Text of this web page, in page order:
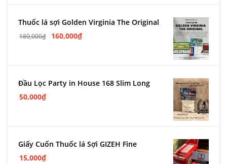
Thuốc lá sợi Golden Virginia The Original
180,000₫ 160,000₫
Đầu Lọc Party in House 168 Slim Long
50,000₫
Giấy Cuốn Thuốc lá Sợi GIZEH Fine
15,000₫